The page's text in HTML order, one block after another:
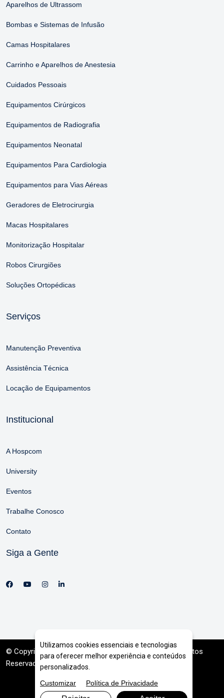
Aparelhos de Ultrassom
Bombas e Sistemas de Infusão
Camas Hospitalares
Carrinho e Aparelhos de Anestesia
Cuidados Pessoais
Equipamentos Cirúrgicos
Equipamentos de Radiografia
Equipamentos Neonatal
Equipamentos Para Cardiologia
Equipamentos para Vias Aéreas
Geradores de Eletrocirurgia
Macas Hospitalares
Monitorização Hospitalar
Robos Cirurgiões
Soluções Ortopédicas
Serviços
Manutenção Preventiva
Assistência Técnica
Locação de Equipamentos
Institucional
A Hospcom
University
Eventos
Trabalhe Conosco
Contato
Siga a Gente
© Copyright 2026. DIVIA Marketing Digital . Todos os Direitos
Reservados
Utilizamos cookies essenciais e tecnologias
para oferecer melhor experiência e conteúdos
personalizados.
Customizar
Política de Privacidade